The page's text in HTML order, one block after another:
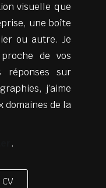
visuelle que
une boîte
ou autre. Je
de vos
réponses sur
j’aime
domaines de la
.